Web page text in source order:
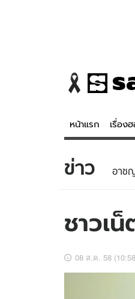
หน้าแรก เรื่อง
ข่าว
ข่าวบันเทิง
ข่าว อาช
ชาวเ
08 ส.ค. 58